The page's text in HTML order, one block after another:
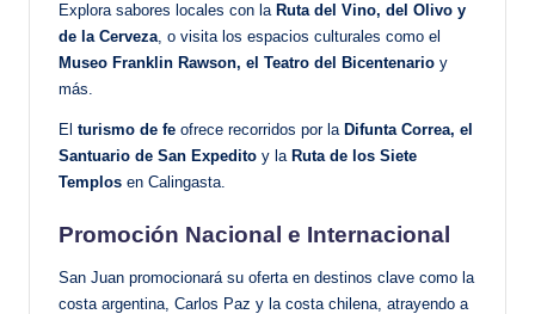
Explora sabores locales con la Ruta del Vino, del Olivo y
de la Cerveza, o visita los espacios culturales como el
Museo Franklin Rawson, el Teatro del Bicentenario y
más.
El turismo de fe ofrece recorridos por la Difunta Correa, el
Santuario de San Expedito y la Ruta de los Siete
Templos en Calingasta.
Promoción Nacional e Internacional
San Juan promocionará su oferta en destinos clave como la
costa argentina, Carlos Paz y la costa chilena, atrayendo a